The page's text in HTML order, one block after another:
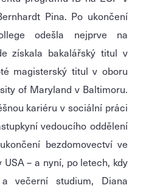
Pina. Po ukončení
odešla nejprve na
získala bakalářský titul v
magisterský titul v oboru
of Maryland v Baltimoru.
kariéru v sociální práci
vedoucího oddělení
bezdomovectví ve
– a nyní, po letech, kdy
večerní studium, Diana